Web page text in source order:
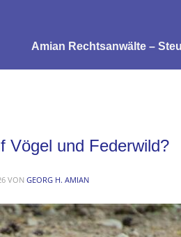
Amian Rechtsanwälte –
Vögel und Federwild?
VON GEORG H. AMIAN